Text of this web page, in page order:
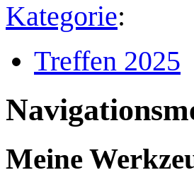
Kategorie:
Treffen 2025
Meine